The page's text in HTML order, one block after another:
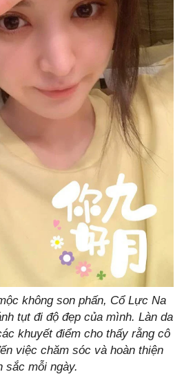
không son phấn, Cổ Lực Na
tụt đi độ đẹp của mình. Làn da
khuyết điểm cho thấy rằng cô
việc chăm sóc và hoàn thiện
sắc mỗi ngày.